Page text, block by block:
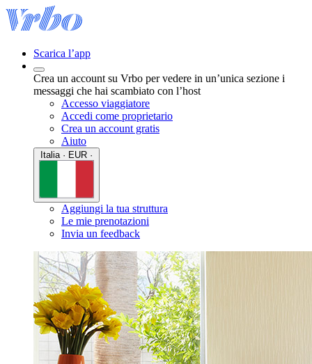
Scarica l’app
Crea un account su Vrbo per vedere in un’unica sezione i
messaggi che hai scambiato con l’host
Accesso viaggiatore
Accedi come proprietario
Crea un account gratis
Aiuto
Aggiungi la tua struttura
Le mie prenotazioni
Invia un feedback